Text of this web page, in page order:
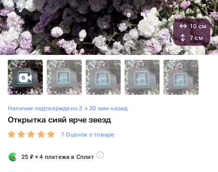
Наличие подтверждено 3 ч 30 мин назад
Открытка сияй ярче звезд
7 Оценок о товаре
25 ₽× 4 платежа в Сплит
10 см
7 см